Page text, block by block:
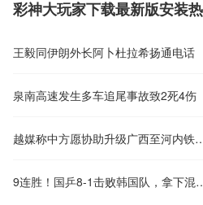
彩神大玩家下载最新版安装
王毅同伊朗外长阿卜杜拉希扬通电话
泉南高速发生多车追尾事故致2死4伤
越媒称中方愿协助升级广西
9连胜！国乒8-1击败